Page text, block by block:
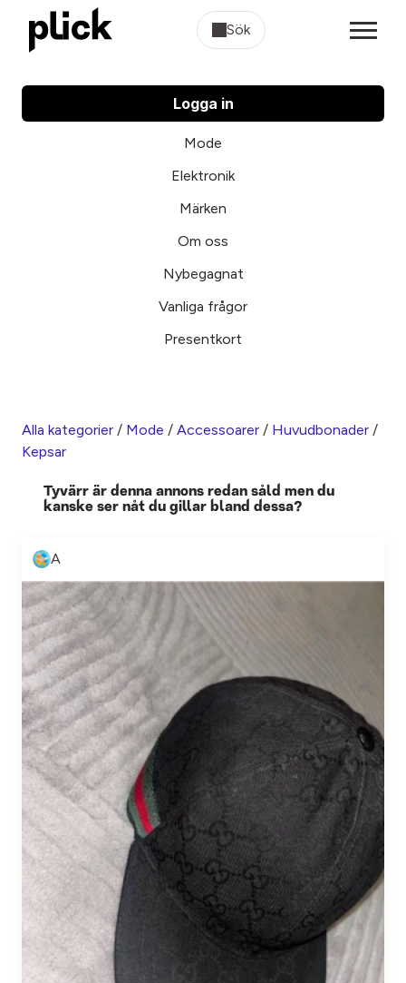
Sök
Logga in
Mode
Elektronik
Märken
Om oss
Nybegagnat
Vanliga frågor
Presentkort
Alla kategorier / Mode / Accessoarer / Huvudbonader /
Kepsar
Tyvärr är denna annons redan såld men du
kanske ser nåt du gillar bland dessa?
A